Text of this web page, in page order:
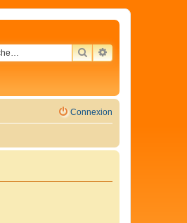
RECHERCHER
RECHERCHE
Connexion